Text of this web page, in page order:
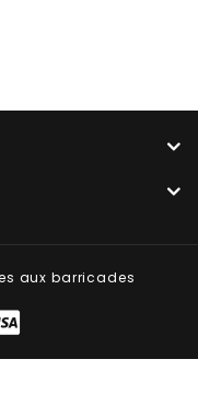
aux barricades